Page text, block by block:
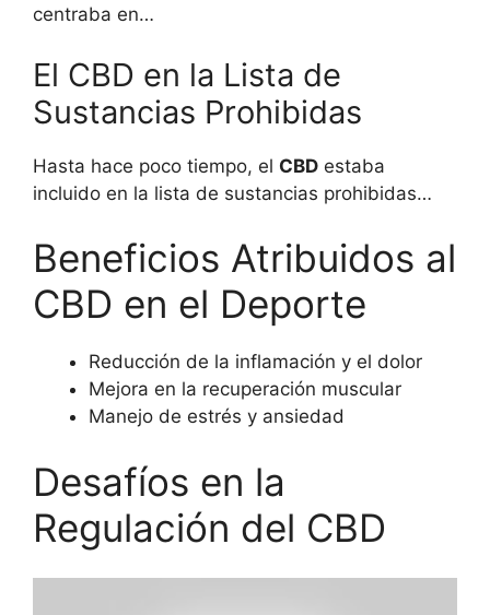
centraba en…
El CBD en la Lista de
Sustancias Prohibidas
Hasta hace poco tiempo, el CBD estaba
incluido en la lista de sustancias prohibidas…
Beneficios Atribuidos al
CBD en el Deporte
Reducción de la inflamación y el dolor
Mejora en la recuperación muscular
Manejo de estrés y ansiedad
Desafíos en la
Regulación del CBD